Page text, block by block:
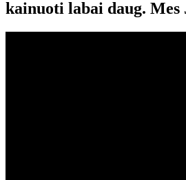
kainuoti labai daug. Mes